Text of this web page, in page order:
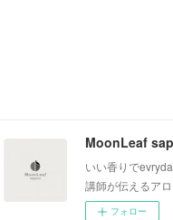
いい香りで
講師が伝えるア
フォロー